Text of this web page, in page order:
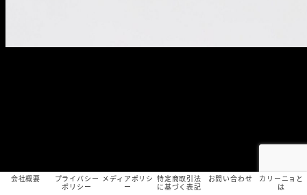
会社概要
プライバシー
ポリシー
メディアポリシ
ー
特定商取引法
に基づく表記
お問い合わせ
カリーニョと
は